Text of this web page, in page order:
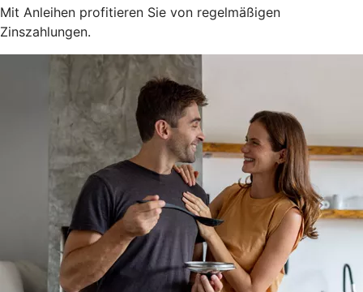
Mit Anleihen profitieren Sie von regelmäßigen
Zinszahlungen.